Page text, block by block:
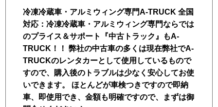
ログイン
冷凍冷蔵車・アルミウィング専門A-TRUCK 全国
対応：冷凍冷蔵車・アルミウィング専門ならでは
のプライス＆サポート『中古トラック』もA-
TRUCK！！ 弊社の中古車の多くは現在弊社でA-
TRUCKのレンタカーとして使用しているもので
すので、購入後のトラブルは少なく安心してお使
いできます。 ほとんどが車検つきですので即納
車、即使用でき、金額も明確ですので、まずは御